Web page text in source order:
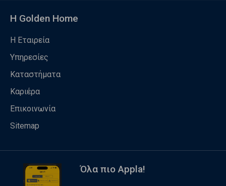
Η Golden Home
Η Εταιρεία
Υπηρεσίες
Καταστήματα
Καριέρα
Επικοινωνία
Sitemap
Όλα πιο Appla!